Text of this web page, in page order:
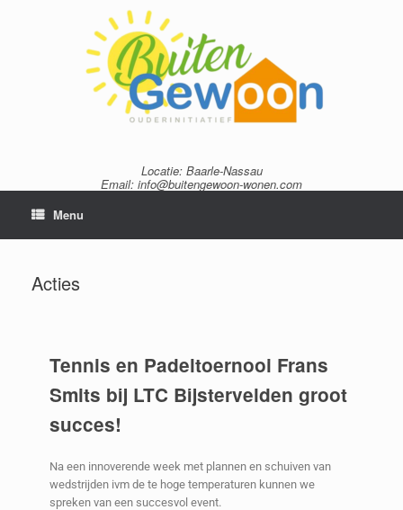
Locatie: Baarle-Nassau
Email: info@buitengewoon-wonen.com
Menu
Acties
Tennis en Padeltoernooi Frans
Smits bij LTC Bijstervelden groot
succes!
Na een innoverende week met plannen en schuiven van
wedstrijden ivm de te hoge temperaturen kunnen we
spreken van een succesvol event.